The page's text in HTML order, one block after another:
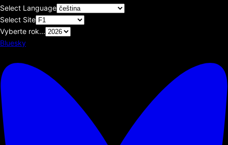
Select Language
Select Site
Vyberte rok...
Bluesky